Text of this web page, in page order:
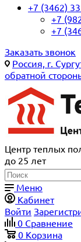
+7 (3462)
+7
+7
Заказать звонок
Россия, г.
обратной
Центр теплых
до 25 лет
Меню
Кабинет
Войти
0 Сравнение
0 Корзина